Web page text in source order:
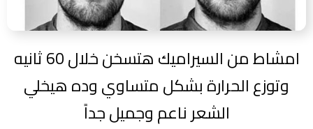
امشاط من السيراميك هتسخن خلال 60 ثانيه
وتوزع الحرارة بشكل متساوي وده هيخلي
الشعر ناعم وجميل جداً